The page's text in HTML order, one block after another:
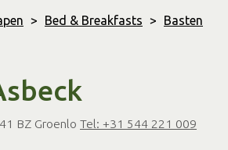
> Bed & Breakfasts >
Basten
BZ Groenlo Tel: +31 544 221 009